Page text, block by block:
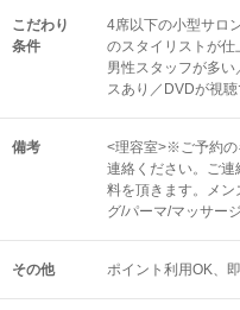
こだわり
条件
4席以下の小型サロ
のスタイリストが仕
男性スタッフが多
スあり／DVDが視
備考
<理容室>※ご予約の
連絡ください。ご
料を頂きます。メン
グ/パーマ/マッサージ
その他 ポイント利用OK